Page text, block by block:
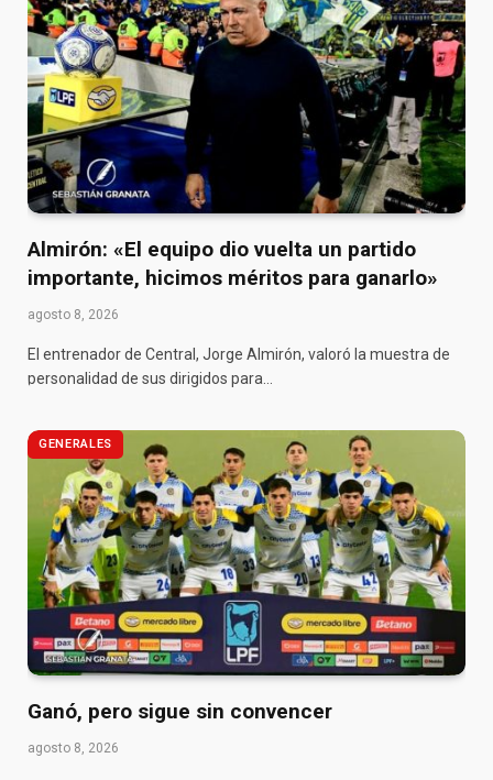
Almirón: «El equipo dio vuelta un partido
importante, hicimos méritos para ganarlo»
agosto 8, 2026
El entrenador de Central, Jorge Almirón, valoró la muestra de
personalidad de sus dirigidos para…
GENERALES
Ganó, pero sigue sin convencer
agosto 8, 2026